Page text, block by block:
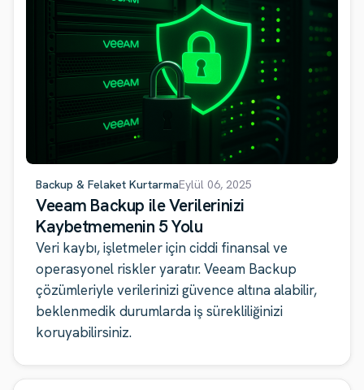
Backup & Felaket KurtarmaEylül 06, 2025
Veeam Backup ile Verilerinizi
Kaybetmemenin 5 Yolu
Veri kaybı, işletmeler için ciddi finansal ve
operasyonel riskler yaratır. Veeam Backup
çözümleriyle verilerinizi güvence altına alabilir,
beklenmedik durumlarda iş sürekliliğinizi
koruyabilirsiniz.